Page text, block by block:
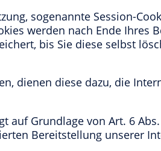
sogenannte Session-
werden nach Ende Ihres
bis Sie diese selbst
dienen diese dazu, die
Grundlage von Art. 6
Bereitstellung unserer